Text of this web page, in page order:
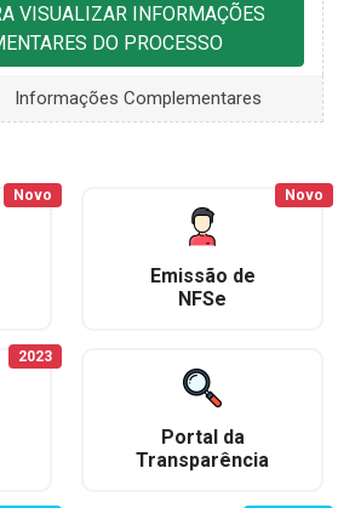
VISUALIZAR INFORMAÇÕES
DO PROCESSO
Informações Complementares
Novo
Emissão de
NFSe
Novo
2023
Portal da
Transparência